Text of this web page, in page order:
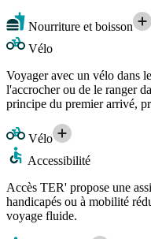
Nourriture et boisson
Vélo
Voyager avec un vélo dans
l'accrocher ou de le ranger
principe du premier arrivé,
Vélo
Accessibilité
Accès TER' propose une
handicapés ou à mobilité
voyage fluide.